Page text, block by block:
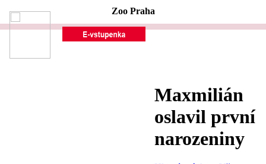
Zoo Praha
Maxmilián
oslavil první
narozeniny